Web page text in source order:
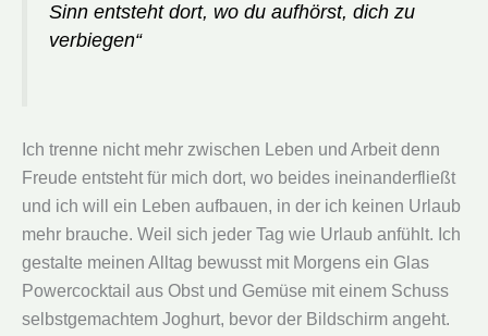
Sinn entsteht dort, wo du aufhörst, dich zu
verbiegen“
Ich trenne nicht mehr zwischen Leben und Arbeit denn
Freude entsteht für mich dort, wo beides ineinanderfließt
und ich will ein Leben aufbauen, in der ich keinen Urlaub
mehr brauche. Weil sich jeder Tag wie Urlaub anfühlt. Ich
gestalte meinen Alltag bewusst mit Morgens ein Glas
Powercocktail aus Obst und Gemüse mit einem Schuss
selbstgemachtem Joghurt, bevor der Bildschirm angeht.